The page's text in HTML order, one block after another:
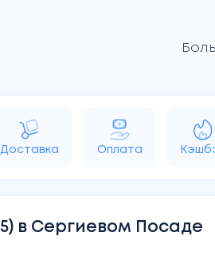
Доставка Оплата
в Сергиевом Посаде